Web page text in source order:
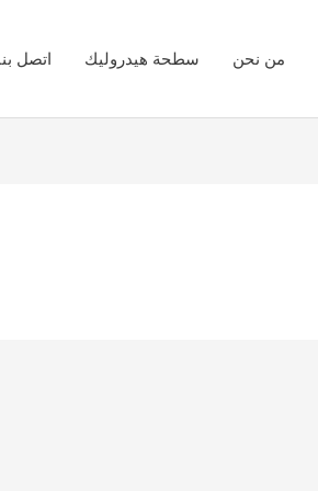
من نحن سطحة هيدروليك اتصل